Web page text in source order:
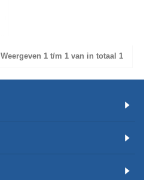
Weergeven 1 t/m 1 van in totaal 1